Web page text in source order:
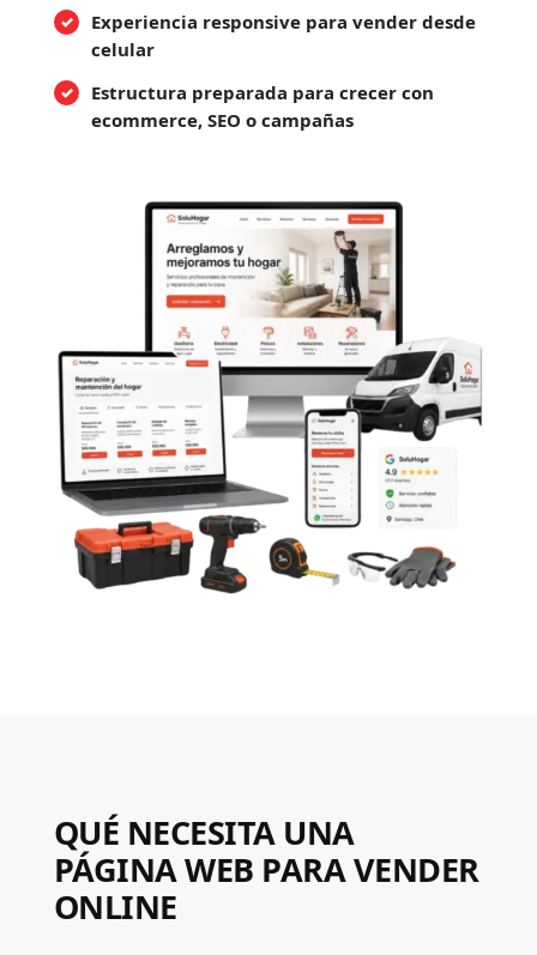
Experiencia responsive para vender desde
celular
Estructura preparada para crecer con
ecommerce, SEO o campañas
QUÉ NECESITA UNA
PÁGINA WEB PARA VENDER
ONLINE